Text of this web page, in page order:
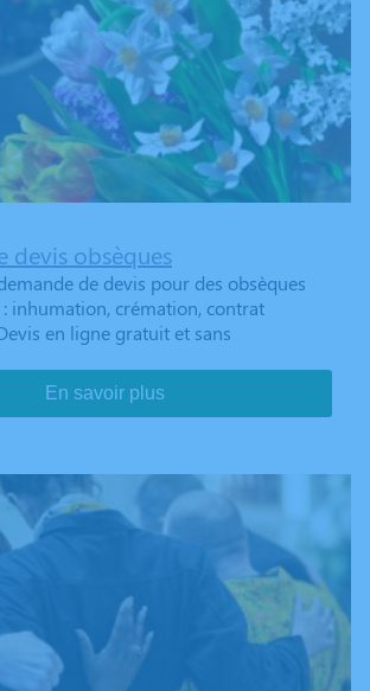
devis obsèques
de devis pour des obsèques
inhumation, crémation, contrat
en ligne gratuit et sans
En savoir plus